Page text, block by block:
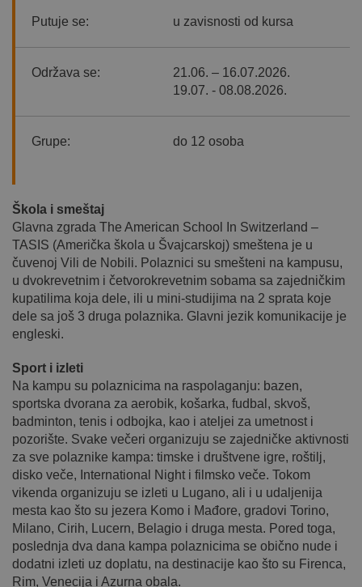
Škola i smeštaj
Glavna zgrada The American School In Switzerland –
TASIS (Američka škola u Švajcarskoj) smeštena je u
čuvenoj Vili de Nobili. Polaznici su smešteni na kampusu,
u dvokrevetnim i četvorokrevetnim sobama sa zajedničkim
kupatilima koja dele, ili u mini-studijima na 2 sprata koje
dele sa još 3 druga polaznika. Glavni jezik komunikacije je
engleski.
Sport i izleti
Na kampu su polaznicima na raspolaganju: bazen,
sportska dvorana za aerobik, košarka, fudbal, skvoš,
badminton, tenis i odbojka, kao i ateljei za umetnost i
pozorište. Svake večeri organizuju se zajedničke aktivnosti
za sve polaznike kampa: timske i društvene igre, roštilj,
disko veče, International Night i filmsko veče. Tokom
vikenda organizuju se izleti u Lugano, ali i u udaljenija
mesta kao što su jezera Komo i Mađore, gradovi Torino,
Milano, Cirih, Lucern, Belagio i druga mesta. Pored toga,
poslednja dva dana kampa polaznicima se obično nude i
dodatni izleti uz doplatu, na destinacije kao što su Firenca,
Rim, Venecija i Azurna obala.
Putuje se: u zavisnosti od kursa
Održava se:
21.06. – 16.07.2026.
19.07. - 08.08.2026.
Grupe: do 12 osoba